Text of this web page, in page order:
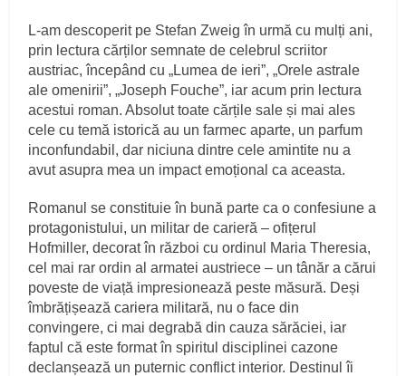
L-am descoperit pe Stefan Zweig în urmă cu mulți ani,
prin lectura cărților semnate de celebrul scriitor
austriac, începând cu „Lumea de ieri”, „Orele astrale
ale omenirii”, „Joseph Fouche”, iar acum prin lectura
acestui roman. Absolut toate cărțile sale și mai ales
cele cu temă istorică au un farmec aparte, un parfum
inconfundabil, dar niciuna dintre cele amintite nu a
avut asupra mea un impact emoțional ca aceasta.
Romanul se constituie în bună parte ca o confesiune a
protagonistului, un militar de carieră – ofițerul
Hofmiller, decorat în război cu ordinul Maria Theresia,
cel mai rar ordin al armatei austriece – un tânăr a cărui
poveste de viață impresionează peste măsură. Deși
îmbrățișează cariera militară, nu o face din
convingere, ci mai degrabă din cauza sărăciei, iar
faptul că este format în spiritul disciplinei cazone
declanșează un puternic conflict interior. Destinul îi